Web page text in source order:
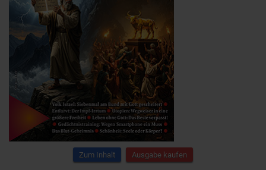
Zum Inhalt Ausgabe kaufen